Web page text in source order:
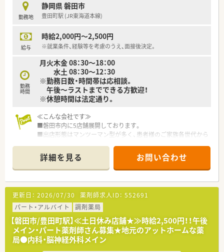
勤務地
静岡県 磐田市
豊田町駅 (JR東海道本線)
給与
時給2,000円～2,500円
※就業条件、経験等を考慮のうえ、面接後決定。
勤務
時間
月火木金 08：30～18：00
水土 08：30～12：30
※勤務日数・時間帯は応相談。
午後～ラストまでできる方歓迎！
※休憩時間は法定通り。
≪こんな会社です≫
■磐田市内に5店舗展開しております。
■出店形態はマンツーマン型が多く、患者様のご家族各世代から
■かかりつけ薬局として従業員は積極的に認定薬剤師を取得し
ております。
■今後も同地域に根ざした地域医療、無理な異動の心配もござい
ません。
≪薬局について≫
■小児科クリニック門前！
■18時閉局の薬局です。
詳細を見る お問い合わせ
更新日： 2026/07/30 薬剤師求人ID： 552691
パート・アルバイト
調剤薬局
【磐田市/豊田町駅】≪土日休み店舗★≫時給2,500円！！午後
メイン・パート薬剤師さん募集★地元のアットホームな薬
局●内科・脳神経外科メイン